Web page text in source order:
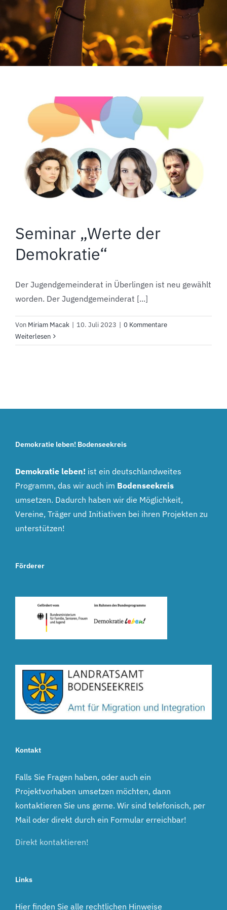
Seminar „Werte der
Demokratie“
Der Jugendgemeinderat in Überlingen ist neu gewählt
worden. Der Jugendgemeinderat [...]
Von Miriam Macak | 10. Juli 2023 | 0 Kommentare
Weiterlesen
Demokratie leben! Bodenseekreis
Demokratie leben! ist ein deutschlandweites
Programm, das wir auch im Bodenseekreis
umsetzen. Dadurch haben wir die Möglichkeit,
Vereine, Träger und Initiativen bei ihren Projekten zu
unterstützen!
Förderer
Kontakt
Falls Sie Fragen haben, oder auch ein
Projektvorhaben umsetzen möchten, dann
kontaktieren Sie uns gerne. Wir sind telefonisch, per
Mail oder direkt durch ein Formular erreichbar!
Direkt kontaktieren!
Links
Hier finden Sie alle rechtlichen Hinweise